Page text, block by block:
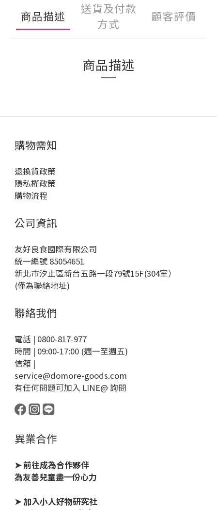
商品描述
送貨及付款
方式
顧客評價
商品描述
購物需知
退換貨政策
隱私權政策
購物流程
公司資訊
友好良食國際有限公司
統一編號 85054651
新北市汐止區新台五路一段79號15F(304室）
(僅為聯絡地址)
聯絡我們
電話 | 0800-817-977
時間 | 09:00-17:00 (週一至週五)
信箱 |
service@domore-goods.com
有任何問題可加入 LINE@ 詢問
異業合作
➤ 前往成為合作夥伴
為友善兒童盡一份心力
➤ 加入小人好物研究社